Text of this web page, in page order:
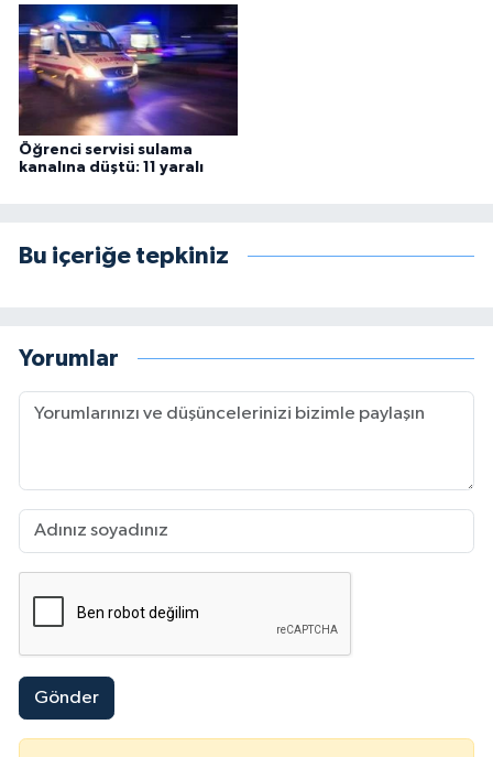
Öğrenci servisi sulama
kanalına düştü: 11 yaralı
Bu içeriğe tepkiniz
Yorumlar
Gönder